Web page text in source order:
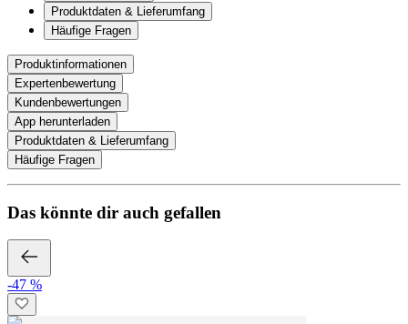
Produktdaten & Lieferumfang
Häufige Fragen
Produktinformationen
Expertenbewertung
Kundenbewertungen
App herunterladen
Produktdaten & Lieferumfang
Häufige Fragen
Das könnte dir auch gefallen
-47 %